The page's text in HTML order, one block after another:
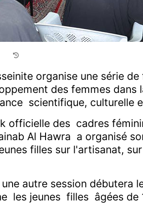
organise une série
des femmes dans
scientifique, culturelle
officielle des cadres
Al Hawra a organisé
filles sur l'artisanat,
autre session débutera
les jeunes filles âgées de